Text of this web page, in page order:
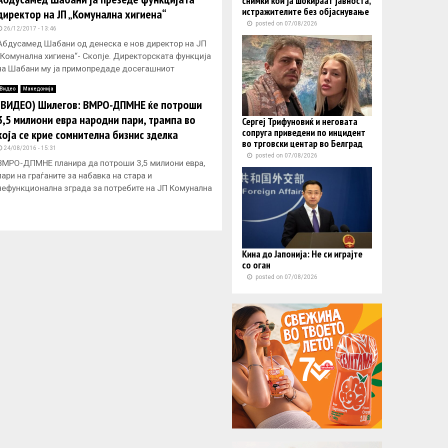
на ЈП „Комунална хигиена“
26/12/2017 - 13:46
Шабани од денеска е нов директор на ЈП
хигиена“- Скопје. Директорската функција
Шабани му ја примопредаде досегашниот
Видео Македонија
Шилегов: ВМРО-ДПМНЕ ќе потроши
милиони евра народни пари, трампа во
се крие сомнителна бизнис зделка
24/08/2016 - 15:31
ДПМНЕ планира да потроши 3,5 милиони евра,
на граѓаните за набавка на стара и
зграда за потребите на ЈП Комунална
истражителите без објаснување
posted on 07/08/2026
Сергеј Трифуновиќ и неговата
сопруга приведени по инцидент
во трговски центар во Белград
posted on 07/08/2026
Кина до Јапонија: Не си играјте
со оган
posted on 07/08/2026